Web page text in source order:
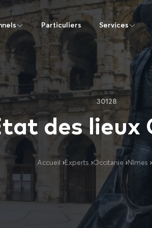
Particuliers Services
30128
des lieux
Accueil ›Experts ›Occitanie ›Nîmes ›